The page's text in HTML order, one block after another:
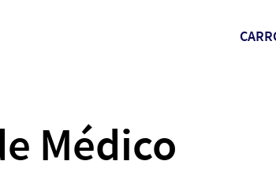
Médico